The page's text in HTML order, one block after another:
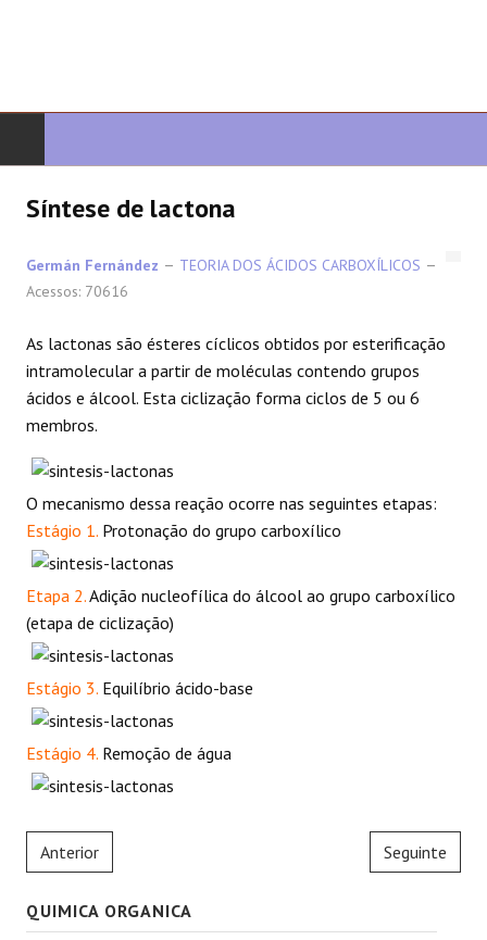
ORGÂNICO AVANÇADO
HETEROCICLOS
SÍNTESE
ESPECTROSCOPIA
Síntese de lactona
Germán Fernández
TEORIA DOS ÁCIDOS CARBOXÍLICOS
Acessos: 70616
As lactonas são ésteres cíclicos obtidos por esterificação
intramolecular a partir de moléculas contendo grupos
ácidos e álcool. Esta ciclização forma ciclos de 5 ou 6
membros.
O mecanismo dessa reação ocorre nas seguintes etapas:
Estágio 1. Protonação do grupo carboxílico
Etapa 2.Adição nucleofílica do álcool ao grupo carboxílico
(etapa de ciclização)
Estágio 3. Equilíbrio ácido-base
Estágio 4. Remoção de água
Anterior Seguinte
QUIMICA ORGANICA